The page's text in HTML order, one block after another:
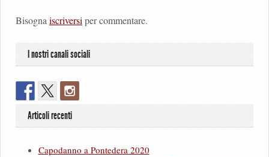
Bisognaiscriversiper commentare.
I nostri canali sociali
Articoli recenti
Capodanno a Pontedera 2020